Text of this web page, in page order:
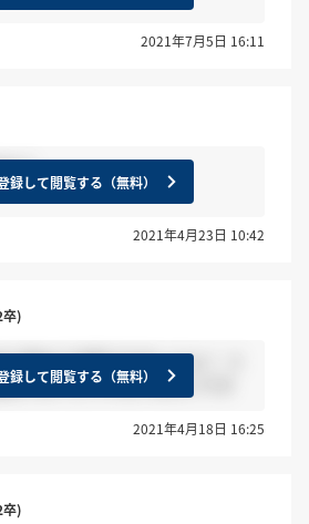
2021年7月5日 16:11
か？
録して閲覧する（無料）
2021年4月23日 10:42
)
で進めて中断できましたよ！ ３
しないといけないみたいです
録して閲覧する（無料）
2021年4月18日 16:25
)